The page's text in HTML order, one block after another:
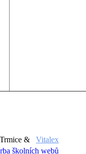
& Vitalex